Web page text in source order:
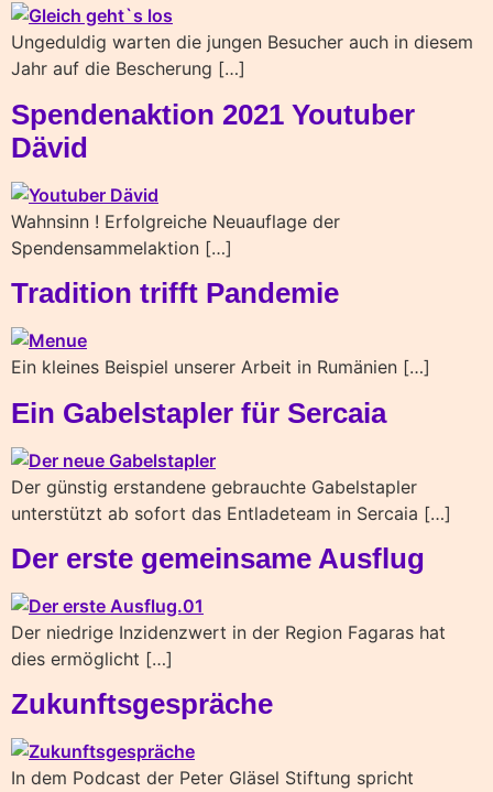
Ungeduldig warten die jungen Besucher auch in diesem
Jahr auf die Bescherung […]
Spendenaktion 2021 Youtuber
Dävid
Wahnsinn ! Erfolgreiche Neuauflage der
Spendensammelaktion […]
Tradition trifft Pandemie
Ein kleines Beispiel unserer Arbeit in Rumänien […]
Ein Gabelstapler für Sercaia
Der günstig erstandene gebrauchte Gabelstapler
unterstützt ab sofort das Entladeteam in Sercaia […]
Der erste gemeinsame Ausflug
Der niedrige Inzidenzwert in der Region Fagaras hat
dies ermöglicht […]
Zukunftsgespräche
In dem Podcast der Peter Gläsel Stiftung spricht